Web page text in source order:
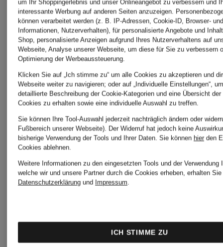
RALPH
um Ihr Shoppingerlebnis und unser Onlineangebot zu verbessern und
interessante Werbung auf anderen Seiten anzuzeigen.
können verarbeitet werden (z. B. IP-Adressen, Cookie-ID, Browser-
Informationen, Nutzerverhalten), für personalisierte Angebote und
Shop, personalisierte Anzeigen aufgrund Ihres Nutzerverhaltens auf
Webseite, Analyse unserer Webseite, um diese für Sie zu verbessern
Optimierung der Werbeaussteuerung.
Klicken Sie auf „Ich stimme zu“ um alle Cookies zu akzeptieren und
Webseite weiter zu navigieren; oder auf „Individuelle Einstellungen“,
detaillierte Beschreibung der Cookie-Kategorien und eine Übersicht
Cookies zu erhalten sowie eine individuelle Auswahl zu treffen.
Sie können Ihre Tool-Auswahl jederzeit nachträglich ändern oder
Fußbereich unserer Webseite). Der Widerruf hat jedoch keine
bisherige Verwendung der Tools und Ihrer Daten. Sie können hier den
Cookies ablehnen.
Weitere Informationen zu den eingesetzten Tools und der Verwendung
welche wir und unsere Partner durch die Cookies erheben, erhalten
Datenschutzerklärung und Impressum.
ICH STIMME ZU